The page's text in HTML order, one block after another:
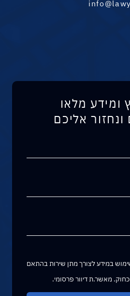
ומידע מלאו
אליכם
במידע לצורך מתן שירות בהתאם
כחוק. מאשר.ת דיוור פרסומי.